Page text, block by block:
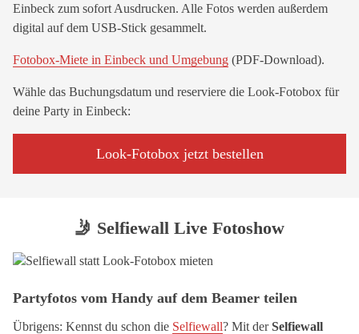
Einbeck zum sofort Ausdrucken. Alle Fotos werden außerdem
digital auf dem USB-Stick gesammelt.
Fotobox-Miete in Einbeck und Umgebung (PDF-Download).
Wähle das Buchungsdatum und reserviere die Look-Fotobox für
deine Party in Einbeck:
Look-Fotobox jetzt bestellen
🤳 Selfiewall Live Fotoshow
Partyfotos vom Handy auf dem Beamer teilen
Übrigens: Kennst du schon die Selfiewall? Mit derSelfiewall